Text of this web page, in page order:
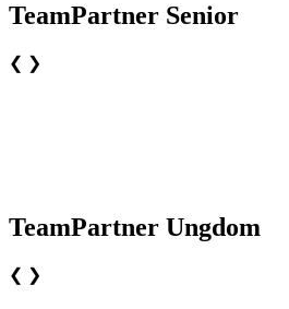
TeamPartner Senior
❮ ❯
TeamPartner Ungdom
❮ ❯